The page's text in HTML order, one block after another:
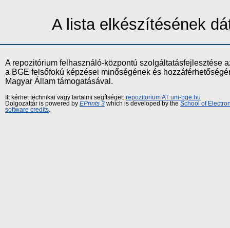
A lista elkészítésének
A repozitórium felhasználó-központú szolgáltatásfejlesztése
a BGE felsőfokú képzései minőségének és
Magyar Állam támogatásával.
Itt kérhet technikai vagy tartalmi segítséget: repozitorium AT uni-bge.hu
Dolgozattár is powered by EPrints 3 which is developed by the School of
software credits